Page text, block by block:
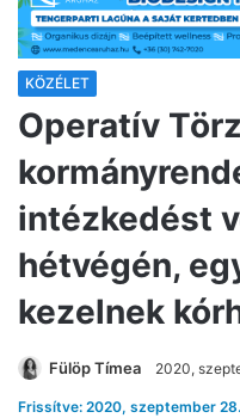
KÖZÉLET
Operatív
intézkedést
hétvégén,
kezelnek
Fülöp Tímea 2020,
Frissítve: 2020, szeptember